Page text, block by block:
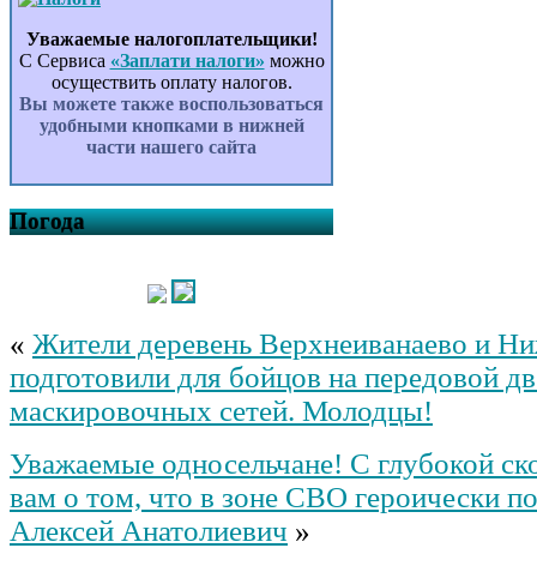
Уважаемые налогоплательщики!
С Сервиса «Заплати налоги» можно
осуществить оплату налогов.
Вы можете также воспользоваться
удобными кнопками в нижней
части нашего сайта
Погода
« Жители деревень Верхнеиванаево и
подготовили для бойцов на передовой
маскировочных сетей. Молодцы!
Уважаемые односельчане! С глубокой
вам о том, что в зоне СВО героически
Алексей Анатолиевич »